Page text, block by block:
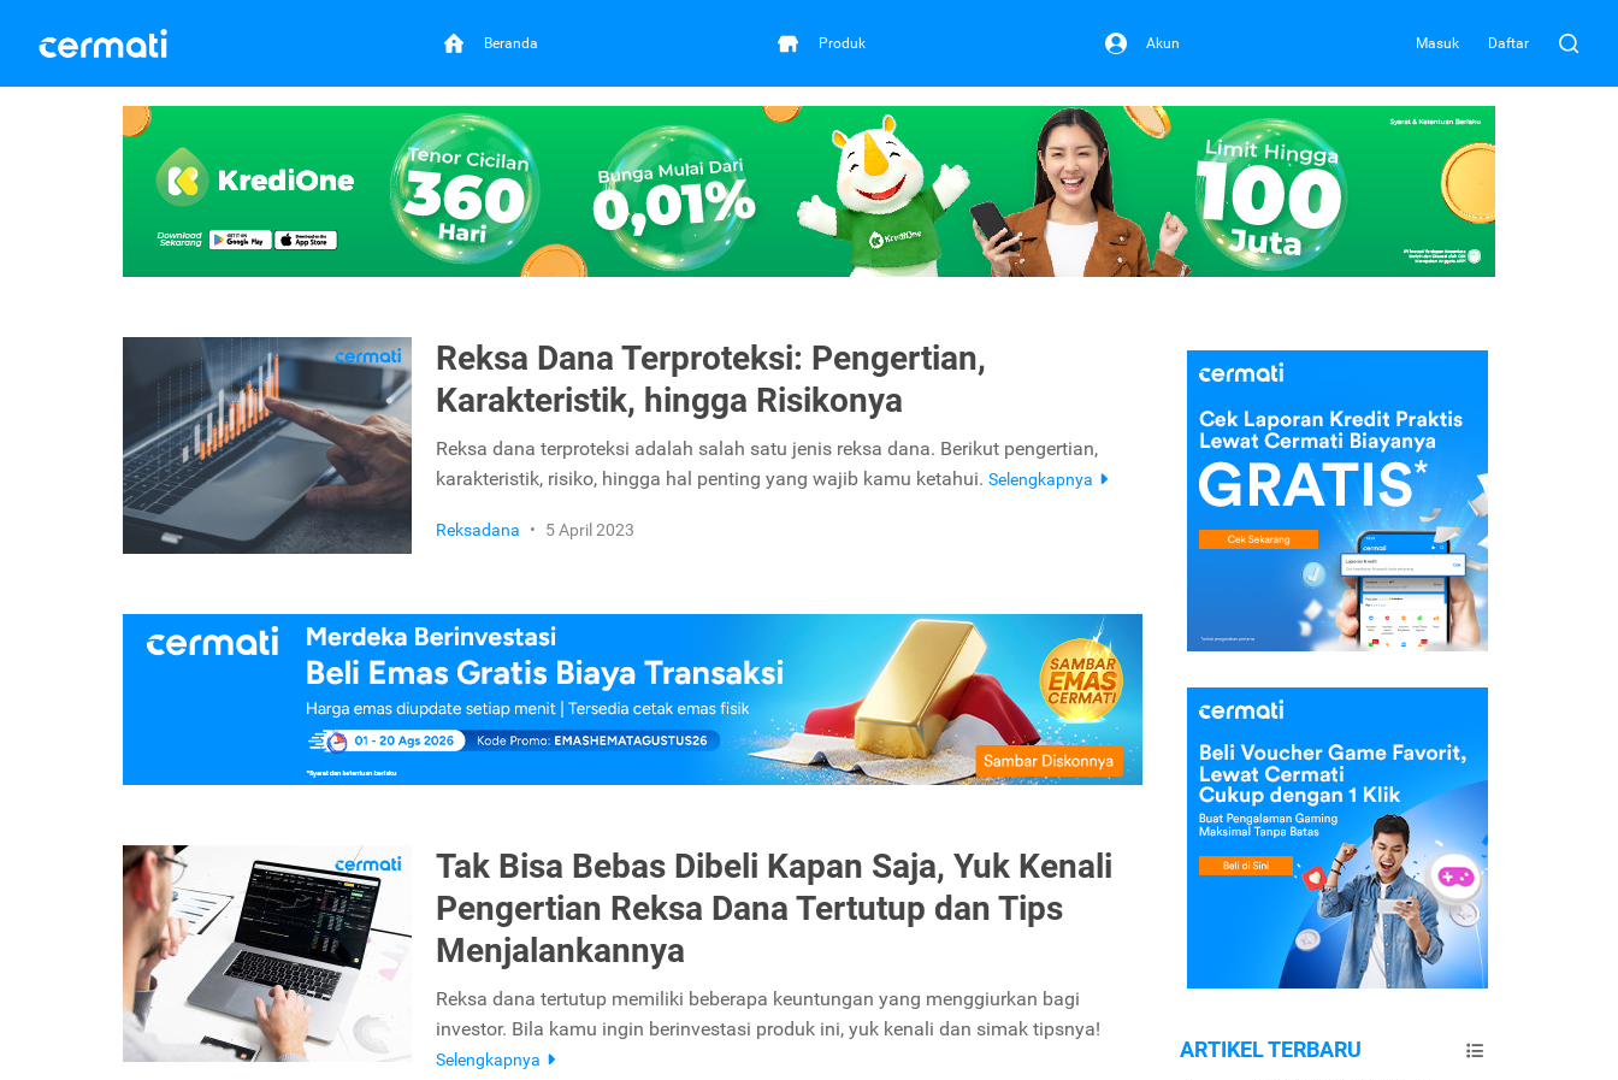
Beranda Produk Akun Masuk Daftar
Reksa Dana Terproteksi: Pengertian,
Karakteristik, hingga Risikonya
Reksa dana terproteksi adalah salah satu jenis reksa dana. Berikut pengertian,
karakteristik, risiko, hingga hal penting yang wajib kamu ketahui. Selengkapnya
Reksadana • 5 April 2023
Tak Bisa Bebas Dibeli Kapan Saja, Yuk Kenali
Pengertian Reksa Dana Tertutup dan Tips
Menjalankannya
Reksa dana tertutup memiliki beberapa keuntungan yang menggiurkan bagi
investor. Bila kamu ingin berinvestasi produk ini, yuk kenali dan simak tipsnya!
Selengkapnya ARTIKEL TERBARU